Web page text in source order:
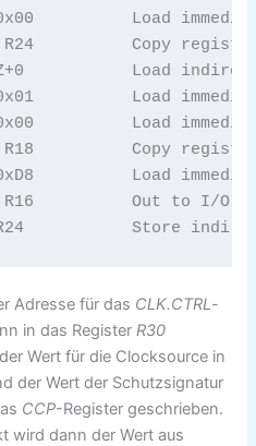
pair
pair
00000119  STD
Adresse für das CLK.CTRL -
in das Register R30
Wert für die Clocksource in
der Wert der Schutzsignatur
CCP-Register geschrieben.
wird dann der Wert aus